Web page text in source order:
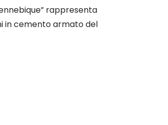
rappresenta
in cemento armato del